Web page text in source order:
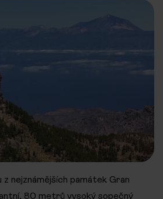
z nejznámějších památek Gran
80 metrů vysoký sopečný